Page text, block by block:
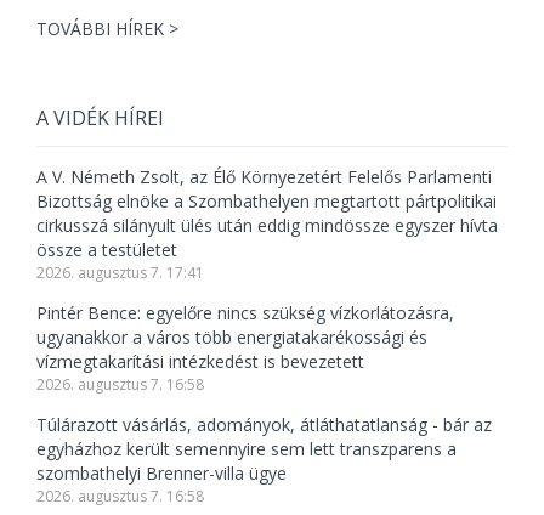
TOVÁBBI HÍREK >
A VIDÉK HÍREI
A V. Németh Zsolt, az Élő Környezetért Felelős Parlamenti
Bizottság elnöke a Szombathelyen megtartott pártpolitikai
cirkusszá silányult ülés után eddig mindössze egyszer hívta
össze a testületet
2026. augusztus 7. 17:41
Pintér Bence: egyelőre nincs szükség vízkorlátozásra,
ugyanakkor a város több energiatakarékossági és
vízmegtakarítási intézkedést is bevezetett
2026. augusztus 7. 16:58
Túlárazott vásárlás, adományok, átláthatatlanság - bár az
egyházhoz került semennyire sem lett transzparens a
szombathelyi Brenner-villa ügye
2026. augusztus 7. 16:58